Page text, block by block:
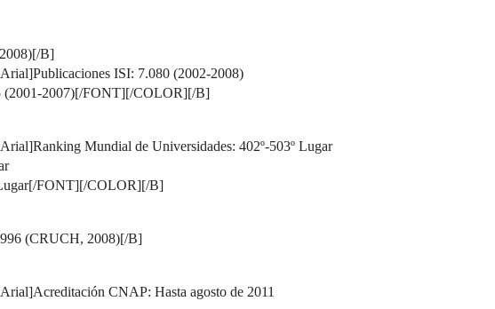
B]
ISI: 7.080 (2002-2008)
(2001-2007)[/FONT][/COLOR][/B]
Mundial de Universidades: 402º-503º Lugar
FONT][/COLOR][/B]
(CRUCH, 2008)[/B]
CNAP: Hasta agosto de 2011